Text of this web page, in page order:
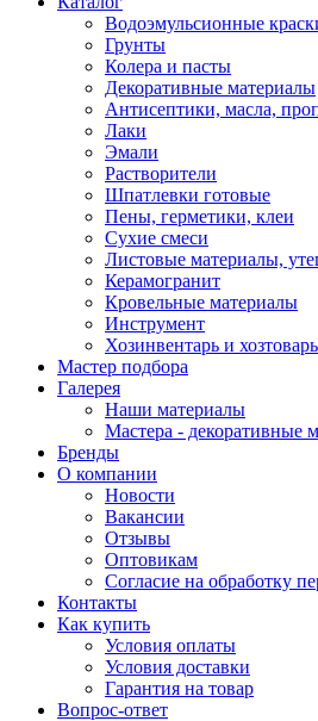
Водоэмульсионные
Грунты
Колера и пасты
Декоративные материалы
Антисептики, масла,
Лаки
Эмали
Растворители
Шпатлевки готовые
Пены, герметики, клеи
Сухие смеси
Листовые материалы,
Керамогранит
Кровельные материалы
Инструмент
Хозинвентарь и
Мастер подбора
Галерея
Наши материалы
Мастера - декоративные
Бренды
О компании
Новости
Вакансии
Отзывы
Оптовикам
Cогласие на обработку
Контакты
Как купить
Условия оплаты
Условия доставки
Гарантия на товар
Вопрос-ответ